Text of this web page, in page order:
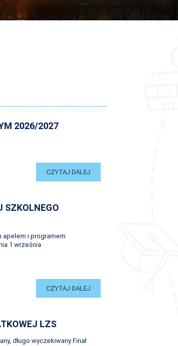
2026/2027
CZYTAJ DALEJ
SZKOLNEGO
apelem i programem
1 września
CZYTAJ DALEJ
LZS
długo wyczekiwany Finał